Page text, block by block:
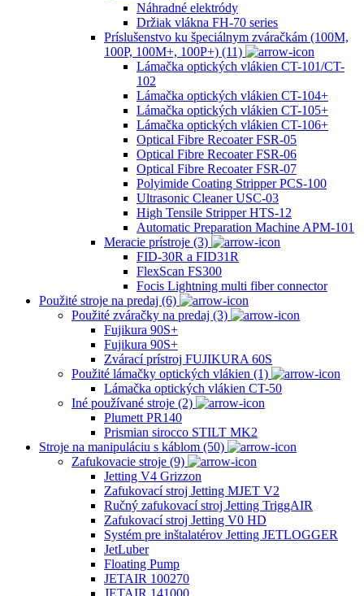
Náhradné elektródy
Držiak vlákna FH-70 series
Príslušenstvo ku špeciálnym zváračkám (100M,
100P, 100M+, 100P+) (11)
Lámačka optických vlákien CT-101/CT-
102
Lámačka optických vlákien CT-104+
Lámačka optických vlákien CT-105+
Lámačka optických vlákien CT-106+
Optical Fibre Recoater FSR-05
Optical Fibre Recoater FSR-06
Optical Fibre Recoater FSR-07
Polyimide Coating Stripper PCS-100
Ultrasonic Cleaner USC-03
High Tensile Stripper HTS-12
Automatic Preparation Machine APM-101
Meracie prístroje (3)
FID-30R a FID31R
FlexScan FS300
Focis Lightning multi fiber connector
Použité stroje na predaj (6)
Použité zváračky na predaj (3)
Fujikura 90S+
Fujikura 90S+
Zvárací prístroj FUJIKURA 60S
Použité lámačky optických vlákien (1)
Lámačka optických vlákien CT-50
Iné používané stroje (2)
Plumett PR140
Prismian sirocco STILT MK2
Stroje na manipuláciu s káblom (50)
Zafukovacie stroje (9)
Jetting V4 Grizzon
Zafukovací stroj Jetting MJET V2
Ručný zafukovací stroj Jetting TriggAIR
Zafukovací stroj Jetting V0 HD
Systém pre inštalatérov Jetting JETLOGGER
JetLuber
Floating Pump
JETAIR 100270
JETAIR 141000